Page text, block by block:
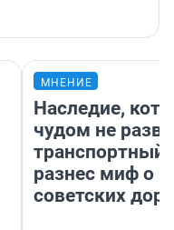
МНЕНИЕ
Наследие,
чудом не
транспортный
разнес миф о
советских